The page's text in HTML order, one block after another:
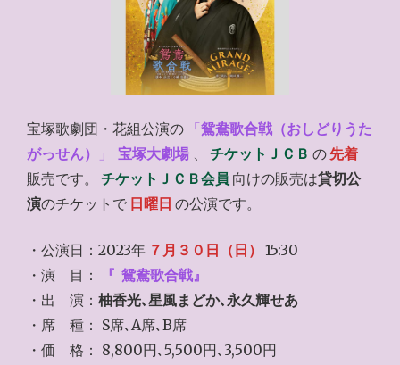
宝塚歌劇団・花組公演の 「鴛鴦歌合戦（おしどりうた
がっせん）
」 宝塚大劇場 、 チケットＪＣＢ の 先着
販売です。
チケットＪＣＢ会員 向けの販売は貸切公
演のチケットで 日曜日 の公演です。
・公演日：2023年 ７月３０日（日）
15:30
・演 目：
『 鴛鴦歌合戦』
・出 演： 柚香光､星風まどか､永久輝せあ
・席 種： S席､A席､B席
・価 格： 8,800円､5,500円､3,500円